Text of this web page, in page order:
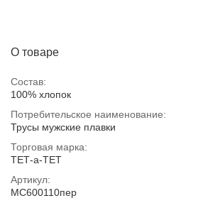
О товаре
Состав:
100% хлопок
Потребительское наименование:
Трусы мужские плавки
Торговая марка:
ТЕТ-а-ТЕТ
Артикул:
MC600110пер